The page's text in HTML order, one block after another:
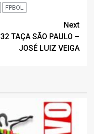
FPBOL
Next
32 TAÇA SÃO PAULO –
JOSÉ LUIZ VEIGA